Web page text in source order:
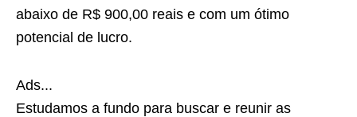
abaixo de R$ 900,00 reais e com um ótimo
potencial de lucro.
Ads...
Estudamos a fundo para buscar e reunir as